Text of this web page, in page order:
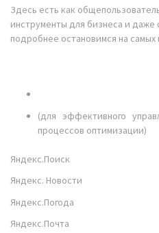
Здесь есть как
инструменты для бизнеса и даже
подробнее остановимся на самых
(для эффективного
процессов оптимизации)
Яндекс.Поиск
Яндекс. Новости
Яндекс.Погода
Яндекс.Почта